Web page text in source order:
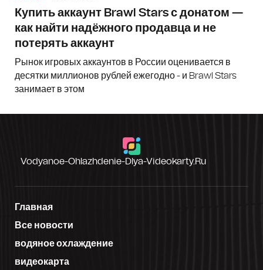
Купить аккаунт Brawl Stars с донатом —
как найти надёжного продавца и не
потерять аккаунт
Рынок игровых аккаунтов в России оценивается в
десятки миллионов рублей ежегодно - и Brawl Stars
занимает в этом
Vodyanoe-Ohlazhdenie-Dlya-Videokarty.ru
Главная
Все новости
водяное охлаждение
видеокарта